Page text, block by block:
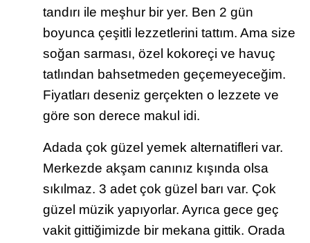
tandırı ile meşhur bir yer. Ben 2 gün
boyunca çeşitli lezzetlerini tattım. Ama size
soğan sarması, özel kokoreçi ve havuç
tatlından bahsetmeden geçemeyeceğim.
Fiyatları deseniz gerçekten o lezzete ve
göre son derece makul idi.
Adada çok güzel yemek alternatifleri var.
Merkezde akşam canınız kışında olsa
sıkılmaz. 3 adet çok güzel barı var. Çok
güzel müzik yapıyorlar. Ayrıca gece geç
vakit gittiğimizde bir mekana gittik. Orada